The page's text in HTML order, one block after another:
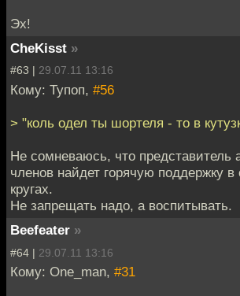
Эх!
CheKisst »
#63 | 29.07.11 13:16
Кому: Тупоп, #56
> "коль одел ты шортеля - то в
Не сомневаюсь, что представитель
членов найдет горячую поддержку в
кругах.
Не запрещать надо, а воспитывать.
Beefeater »
#64 | 29.07.11 13:16
Кому: One_man, #31